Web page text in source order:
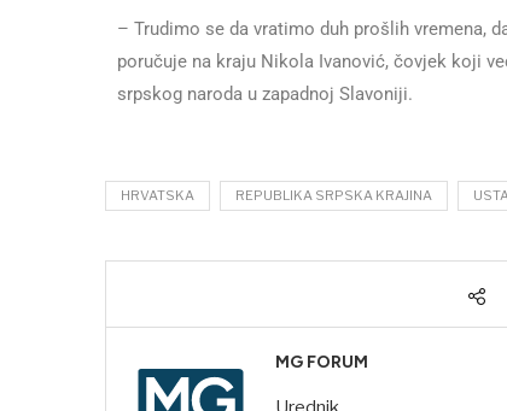
– Trudimo se da vratimo duh prošlih vremena,
poručuje na kraju Nikola Ivanović, čovjek koji
srpskog naroda u zapadnoj Slavoniji.
HRVATSKA REPUBLIKA SRPSKA KRAJINA
MG FORUM